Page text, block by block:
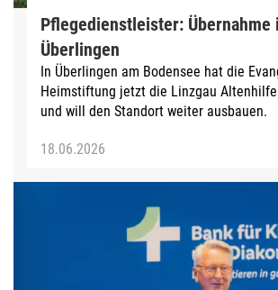
Pflegedienstleister: Übernahme
Überlingen
In Überlingen am Bodensee hat die
Heimstiftung jetzt die Linzgau
und will den Standort weiter ausbauen.
18.06.2026